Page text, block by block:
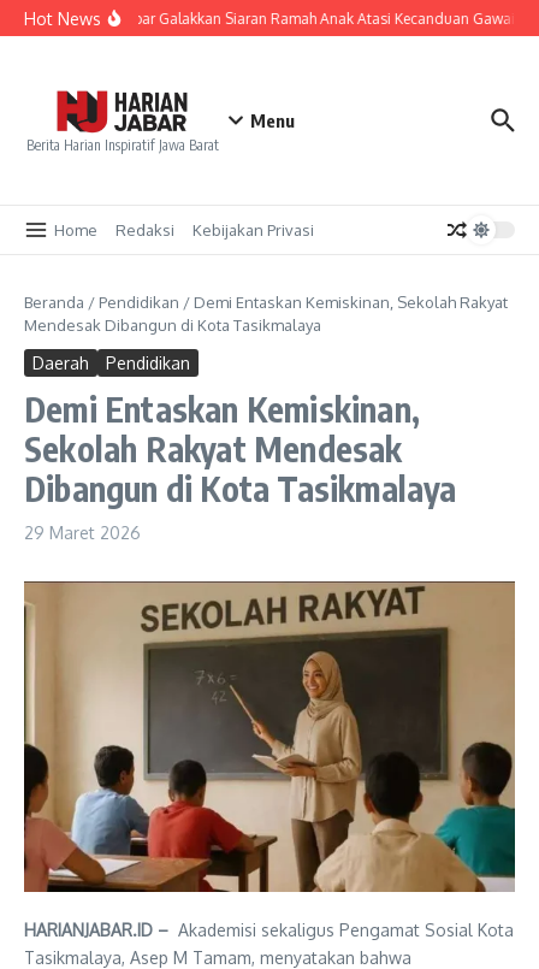
Lewati ke konten
Hot NewsKPID Jabar Galakkan Siaran Ramah Anak Atasi Kecanduan Gawai
Berita Harian Inspiratif Jawa Barat
Menu
Home Redaksi Kebijakan Privasi
Beranda / Pendidikan / Demi Entaskan Kemiskinan, Sekolah Rakyat
Mendesak Dibangun di Kota Tasikmalaya
Daerah Pendidikan
Demi Entaskan Kemiskinan,
Sekolah Rakyat Mendesak
Dibangun di Kota Tasikmalaya
29 Maret 2026
HARIANJABAR.ID – Akademisi sekaligus Pengamat Sosial Kota
Tasikmalaya, Asep M Tamam, menyatakan bahwa